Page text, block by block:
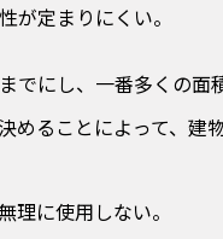
定まりにくい。
でにし、一番多くの面
ることによって、建物
理に使用しない。